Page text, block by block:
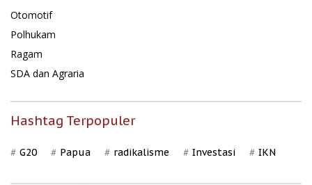
Otomotif
Polhukam
Ragam
SDA dan Agraria
Hashtag Terpopuler
G20 Papua radikalisme Investasi IKN